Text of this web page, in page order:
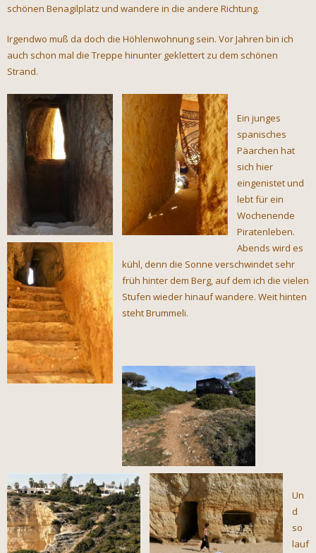
schönen Benagilplatz und wandere in die andere Richtung.
Irgendwo muß da doch die Höhlenwohnung sein. Vor Jahren bin ich
auch schon mal die Treppe hinunter geklettert zu dem schönen
Strand.
Ein junges
spanisches
Päarchen hat
sich hier
eingenistet und
lebt für ein
Wochenende
Piratenleben.
Abends wird es
kühl, denn die Sonne verschwindet sehr
früh hinter dem Berg, auf dem ich die vielen
Stufen wieder hinauf wandere. Weit hinten
steht Brummeli.
Un
d
so
lauf